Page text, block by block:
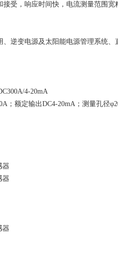
受，响应时间快，电流测量范围宽
、逆变电源及太阳能电源管理系统
4-20mA
；额定输出DC4-20mA；测量孔径
器
器
器